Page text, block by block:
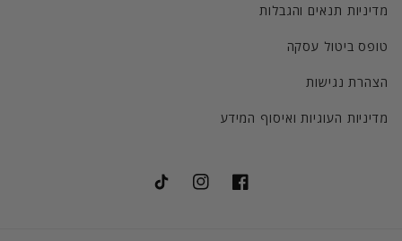
מדיניות תנאים והגבלות
טופס ביטול עסקה
הצהרת נגישות
מדיניות העוגיות ואיסוף המידע
Facebook
Instagram
TikTok